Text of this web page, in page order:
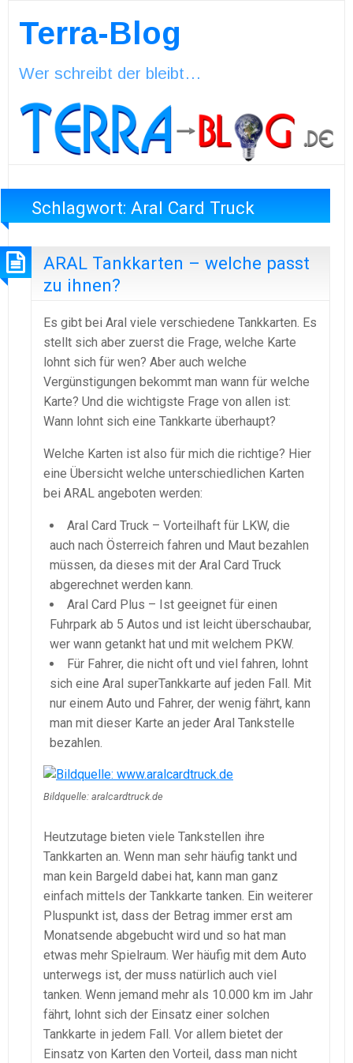
Terra-Blog
Wer schreibt der bleibt…
Schlagwort: Aral Card Truck
ARAL Tankkarten – welche passt
zu ihnen?
Es gibt bei Aral viele verschiedene Tankkarten. Es
stellt sich aber zuerst die Frage, welche Karte
lohnt sich für wen? Aber auch welche
Vergünstigungen bekommt man wann für welche
Karte? Und die wichtigste Frage von allen ist:
Wann lohnt sich eine Tankkarte überhaupt?
Welche Karten ist also für mich die richtige? Hier
eine Übersicht welche unterschiedlichen Karten
bei ARAL angeboten werden:
Aral Card Truck – Vorteilhaft für LKW, die
auch nach Österreich fahren und Maut bezahlen
müssen, da dieses mit der Aral Card Truck
abgerechnet werden kann.
Aral Card Plus – Ist geeignet für einen
Fuhrpark ab 5 Autos und ist leicht überschaubar,
wer wann getankt hat und mit welchem PKW.
Für Fahrer, die nicht oft und viel fahren, lohnt
sich eine Aral superTankkarte auf jeden Fall. Mit
nur einem Auto und Fahrer, der wenig fährt, kann
man mit dieser Karte an jeder Aral Tankstelle
bezahlen.
Bildquelle: aralcardtruck.de
Heutzutage bieten viele Tankstellen ihre
Tankkarten an. Wenn man sehr häufig tankt und
man kein Bargeld dabei hat, kann man ganz
einfach mittels der Tankkarte tanken. Ein weiterer
Pluspunkt ist, dass der Betrag immer erst am
Monatsende abgebucht wird und so hat man
etwas mehr Spielraum. Wer häufig mit dem Auto
unterwegs ist, der muss natürlich auch viel
tanken. Wenn jemand mehr als 10.000 km im Jahr
fährt, lohnt sich der Einsatz einer solchen
Tankkarte in jedem Fall. Vor allem bietet der
Einsatz von Karten den Vorteil, dass man nicht